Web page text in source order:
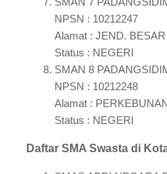
NPSN : 10212247
Alamat : JEND.
Status : NEGERI
SMAN 8
NPSN : 10212248
Alamat :
Status : NEGERI
Daftar SMA Swasta di